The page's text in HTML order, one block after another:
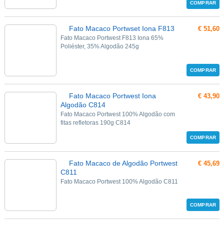
COMPRAR
Fato Macaco Portwset Iona F813
Fato Macaco Portwest F813 Iona 65%
Poliéster, 35% Algodão 245g
€ 51,60
COMPRAR
Fato Macaco Portwest Iona
Algodão C814
Fato Macaco Portwest 100% Algodão com
fitas refletoras 190g C814
€ 43,90
COMPRAR
Fato Macaco de Algodão Portwest
C811
Fato Macaco Portwest 100% Algodão C811
€ 45,69
COMPRAR